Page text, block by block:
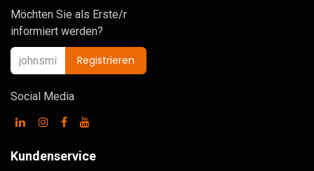
Möchten Sie als Erste/r
informiert werden?
Registrieren
Social Media
Kundenservice